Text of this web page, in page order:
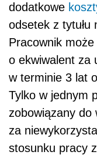
dodatkowe
odsetek z tytułu
Pracownik
o ekwiwalent za
w terminie 3 lat
Tylko w jednym
zobowiązany do
za
stosunku pracy